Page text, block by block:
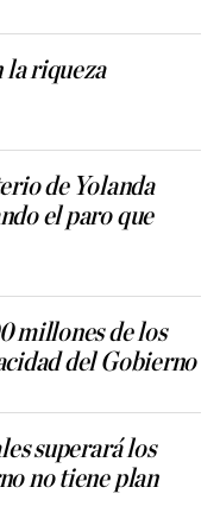
la riqueza
de Yolanda
el paro que
millones de los
del Gobierno
superará los
no tiene plan